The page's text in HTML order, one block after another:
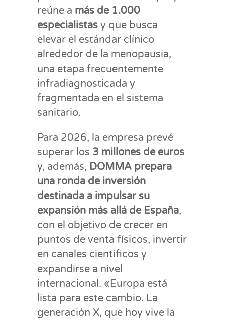
reúne a más de 1.000
especialistas y que busca
elevar el estándar clínico
alrededor de la menopausia,
una etapa frecuentemente
infradiagnosticada y
fragmentada en el sistema
sanitario.
Para 2026, la empresa prevé
superar los 3 millones de euros
y, además, DOMMA prepara
una ronda de inversión
destinada a impulsar su
expansión más allá de España,
con el objetivo de crecer en
puntos de venta físicos, invertir
en canales científicos y
expandirse a nivel
internacional. «Europa está
lista para este cambio. La
generación X, que hoy vive la